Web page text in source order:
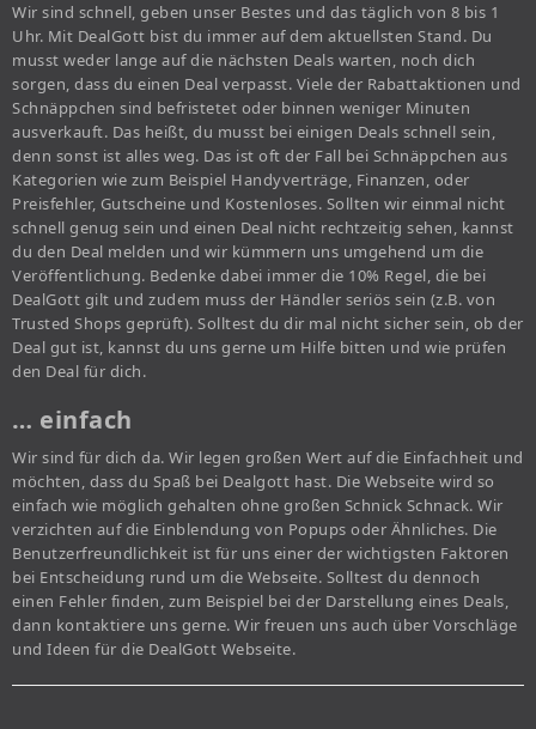
Wir sind schnell, geben unser Bestes und das täglich von 8 bis 1
Uhr. Mit DealGott bist du immer auf dem aktuellsten Stand. Du
musst weder lange auf die nächsten Deals warten, noch dich
sorgen, dass du einen Deal verpasst. Viele der Rabattaktionen und
Schnäppchen sind befristetet oder binnen weniger Minuten
ausverkauft. Das heißt, du musst bei einigen Deals schnell sein,
denn sonst ist alles weg. Das ist oft der Fall bei Schnäppchen aus
Kategorien wie zum Beispiel Handyverträge, Finanzen, oder
Preisfehler, Gutscheine und Kostenloses. Sollten wir einmal nicht
schnell genug sein und einen Deal nicht rechtzeitig sehen, kannst
du den Deal melden und wir kümmern uns umgehend um die
Veröffentlichung. Bedenke dabei immer die 10% Regel, die bei
DealGott gilt und zudem muss der Händler seriös sein (z.B. von
Trusted Shops geprüft). Solltest du dir mal nicht sicher sein, ob der
Deal gut ist, kannst du uns gerne um Hilfe bitten und wie prüfen
den Deal für dich.
… einfach
Wir sind für dich da. Wir legen großen Wert auf die Einfachheit und
möchten, dass du Spaß bei Dealgott hast. Die Webseite wird so
einfach wie möglich gehalten ohne großen Schnick Schnack. Wir
verzichten auf die Einblendung von Popups oder Ähnliches. Die
Benutzerfreundlichkeit ist für uns einer der wichtigsten Faktoren
bei Entscheidung rund um die Webseite. Solltest du dennoch
einen Fehler finden, zum Beispiel bei der Darstellung eines Deals,
dann kontaktiere uns gerne. Wir freuen uns auch über Vorschläge
und Ideen für die DealGott Webseite.